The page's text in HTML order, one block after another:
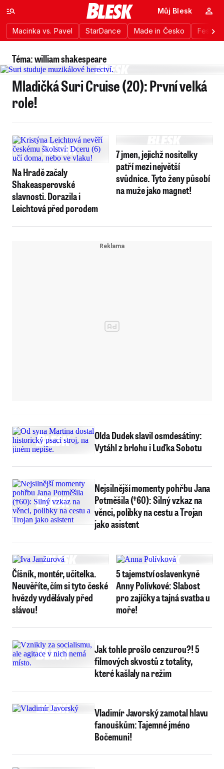
Macinka vs. Pavel StarDance Made in Česko
Můj Blesk
Téma: william shakespeare
Mladičká Suri Cruise (20): První velká
role!
Na Hradě začaly
Shakeasperovské
slavnosti. Dorazila i
Leichtová před porodem
7 jmen, jejichž nositelky
patří mezi největší
svůdnice. Tyto ženy působí
na muže jako magnet!
Olda Dudek slavil osmdesátiny:
Vytáhl z brlohu i Luďka Sobotu
Nejsilnější momenty pohřbu Jana
Potměšila (†60): Silný vzkaz na
věnci, polibky na cestu a Trojan
jako asistent
Číšník, montér, učitelka.
Neuvěříte, čím si tyto české
hvězdy vydělávaly před
slávou!
5 tajemství oslavenkyně
Anny Polívkové: Slabost
pro zajíčky a tajná svatba u
moře!
Jak tohle prošlo cenzurou?! 5
filmových skvostů z totality,
které kašlaly na režim
Vladimír Javorský zamotal hlavu
fanouškům: Tajemné jméno
Bočemuni!